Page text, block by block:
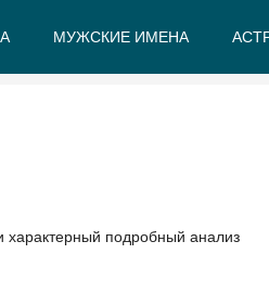
МУЖСКИЕ ИМЕНА
характерный подробный анализ